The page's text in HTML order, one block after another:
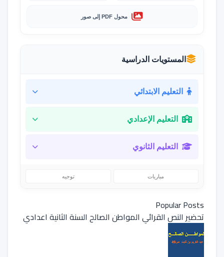
محول PDF إلى صور
المستويات الدراسية
التعليم الابتدائي
التعليم الإعدادي
التعليم الثانوي
مباريات توجيه
Popular Posts
تحضير النص القرائي المواطن الصالح السنة الثانية اعدادي